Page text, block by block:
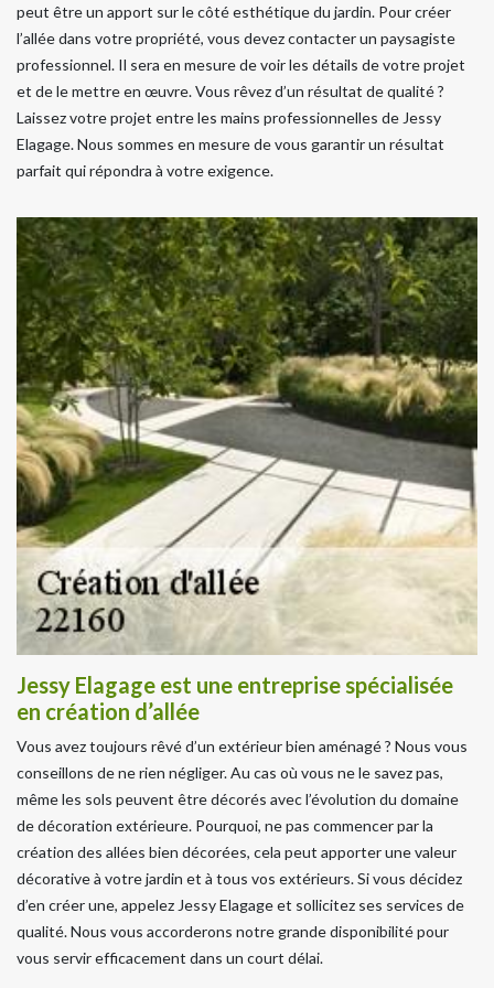
peut être un apport sur le côté esthétique du jardin. Pour créer
l’allée dans votre propriété, vous devez contacter un paysagiste
professionnel. Il sera en mesure de voir les détails de votre projet
et de le mettre en œuvre. Vous rêvez d’un résultat de qualité ?
Laissez votre projet entre les mains professionnelles de Jessy
Elagage. Nous sommes en mesure de vous garantir un résultat
parfait qui répondra à votre exigence.
Jessy Elagage est une entreprise spécialisée
en création d’allée
Vous avez toujours rêvé d’un extérieur bien aménagé ? Nous vous
conseillons de ne rien négliger. Au cas où vous ne le savez pas,
même les sols peuvent être décorés avec l’évolution du domaine
de décoration extérieure. Pourquoi, ne pas commencer par la
création des allées bien décorées, cela peut apporter une valeur
décorative à votre jardin et à tous vos extérieurs. Si vous décidez
d’en créer une, appelez Jessy Elagage et sollicitez ses services de
qualité. Nous vous accorderons notre grande disponibilité pour
vous servir efficacement dans un court délai.